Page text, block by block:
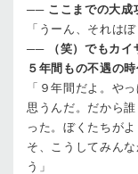
── ここまでの大成
「うーん、それは
──
（笑）でもカ
５年間もの不遇の
「９年間だよ。や
思うんだ。だから
った。ぼくたちが
そ、こうしてみん
う」